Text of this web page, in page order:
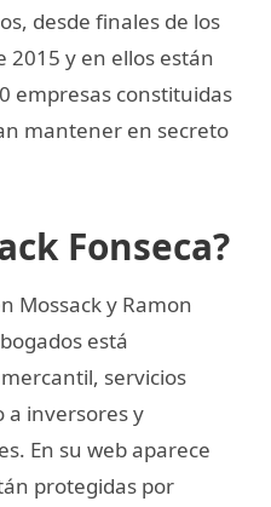
desde finales de los
2015 y en ellos están
empresas constituidas
mantener en secreto
Fonseca?
Mossack y Ramon
está
servicios
a inversores y
En su web aparece
protegidas por